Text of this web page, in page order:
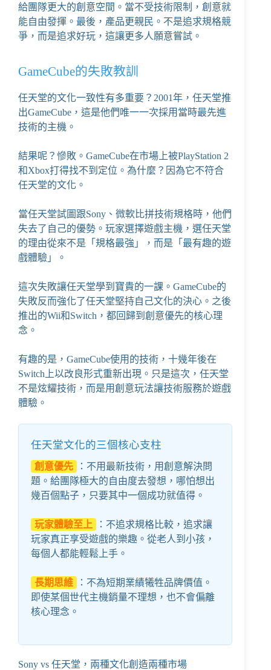
給團隊更大的創意空間。當不受技術限制，創意就
能自由發揮。最後，產品更親民。不是追求規格競
爭，而是追求好玩，這讓更多人願意嘗試。
GameCube的失敗教訓
任天堂的文化一致性有多重要？2001年，任天堂推
出GameCube，這是他們唯一一次採用當時最先進
技術的主機。
結果呢？慘敗。GameCube在市場上被PlayStation 2
和Xbox打得找不到定位。為什麼？因為它不符合
任天堂的文化。
當任天堂試圖跟Sony、微軟比拼技術規格時，他們
失去了自己的優勢。玩家選擇遊戲主機，選任天堂
的理由從來不是「規格最強」，而是「最有趣的遊
戲體驗」。
這次失敗讓任天堂學到寶貴的一課。GameCube的
失敗反而強化了任天堂堅持自己文化的決心。之後
推出的Wii和Switch，都回歸到創意優先的核心理
念。
有趣的是，GameCube使用的技術，十幾年後在
Switch上以改良形式重新出現。只是這次，任天堂
不是炫耀技術，而是用創意玩法讓技術服務於遊戲
體驗。
任天堂文化的三個核心支柱
創意優先
：不用最新技術，用創意解決問
題。給團隊極大的自由度去發想，哪怕想出
幾百個點子，只要其中一個成功就值得。
玩家體驗至上
：不追求規格比較，追求讓
玩家真正享受遊戲的樂趣。從老人到小孩，
每個人都能輕鬆上手。
長期思維
：不為短期業績犧牲品牌價值。
即使某個世代主機銷量不理想，也不會偏離
核心理念。
Sony vs 任天堂，兩種文化創造兩種市場